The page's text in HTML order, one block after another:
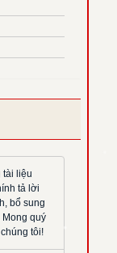
tài liệu
tả lời
bổ sung
quý
tôi!